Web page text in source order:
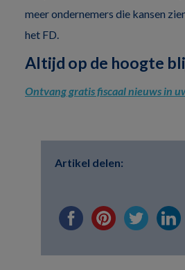
meer ondernemers die kansen
het FD.
Altijd op de hoogte
Ontvang gratis fiscaal nieuws in
Artikel delen: